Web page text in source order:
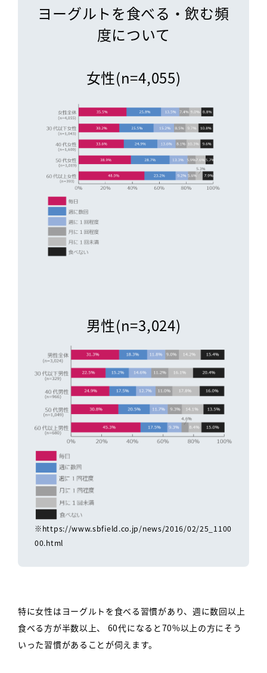
ヨーグルトを食べる・飲む頻
度について
女性(n=4,055)
男性(n=3,024)
※https://www.sbfield.co.jp/news/2016/02/25_1100
00.html
特に女性はヨーグルトを食べる習慣があり、週に数回以上
食べる方が半数以上、
60代になると70%以上の方にそう
いった習慣があることが伺えます。